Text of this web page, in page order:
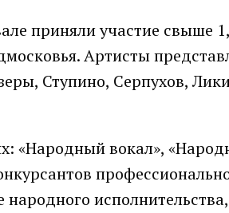
приняли участие свыше
Артисты
Ступино, Серпухов,
«Народный вокал»,